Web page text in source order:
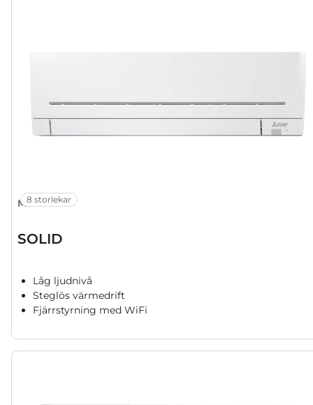
8 storlekar
MSZ-AP
SOLID
Låg ljudnivå
Steglös värmedrift
Fjärrstyrning med WiFi